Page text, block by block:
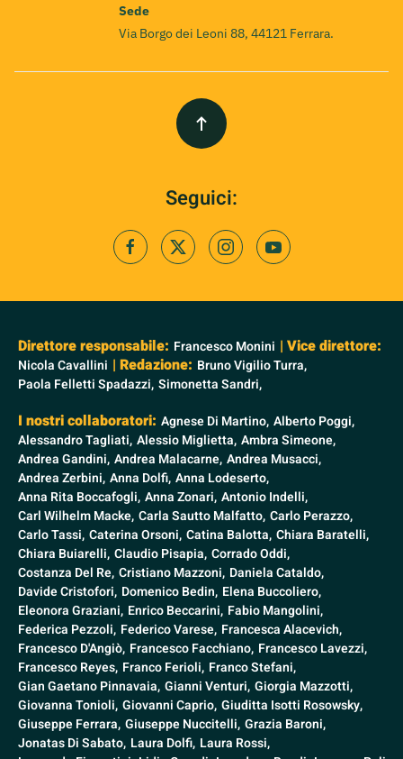
Sede
Via Borgo dei Leoni 88, 44121 Ferrara.
Seguici:
Direttore responsabile: Francesco Monini | Vice direttore:
Nicola Cavallini | Redazione: Bruno Vigilio Turra,
Paola Felletti Spadazzi, Simonetta Sandri,
I nostri collaboratori: Agnese Di Martino, Alberto Poggi,
Alessandro Tagliati, Alessio Miglietta, Ambra Simeone,
Andrea Gandini, Andrea Malacarne, Andrea Musacci,
Andrea Zerbini, Anna Dolfi, Anna Lodeserto,
Anna Rita Boccafogli, Anna Zonari, Antonio Indelli,
Carl Wilhelm Macke, Carla Sautto Malfatto, Carlo Perazzo,
Carlo Tassi, Caterina Orsoni, Catina Balotta, Chiara Baratelli,
Chiara Buiarelli, Claudio Pisapia, Corrado Oddi,
Costanza Del Re, Cristiano Mazzoni, Daniela Cataldo,
Davide Cristofori, Domenico Bedin, Elena Buccoliero,
Eleonora Graziani, Enrico Beccarini, Fabio Mangolini,
Federica Pezzoli, Federico Varese, Francesca Alacevich,
Francesco D'Angiò, Francesco Facchiano, Francesco Lavezzi,
Francesco Reyes, Franco Ferioli, Franco Stefani,
Gian Gaetano Pinnavaia, Gianni Venturi, Giorgia Mazzotti,
Giovanna Tonioli, Giovanni Caprio, Giuditta Isotti Rosowsky,
Giuseppe Ferrara, Giuseppe Nuccitelli, Grazia Baroni,
Jonatas Di Sabato, Laura Dolfi, Laura Rossi,